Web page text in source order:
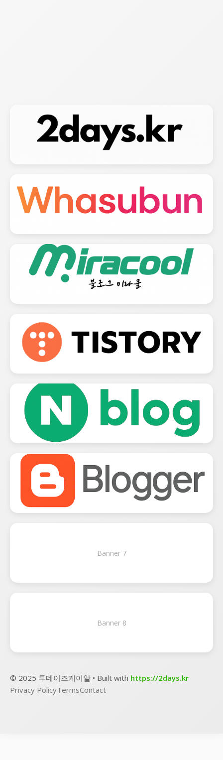
Banner 7
Banner 8
© 2025 투데이즈케이알 • Built with https://2days.kr
Privacy PolicyTermsContact